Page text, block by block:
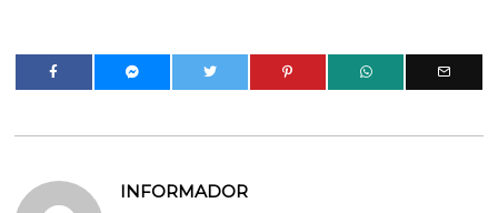
INFORMADOR